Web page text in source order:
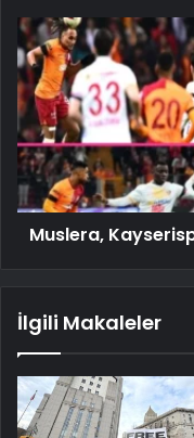
Muslera,
İlgili Makaleler